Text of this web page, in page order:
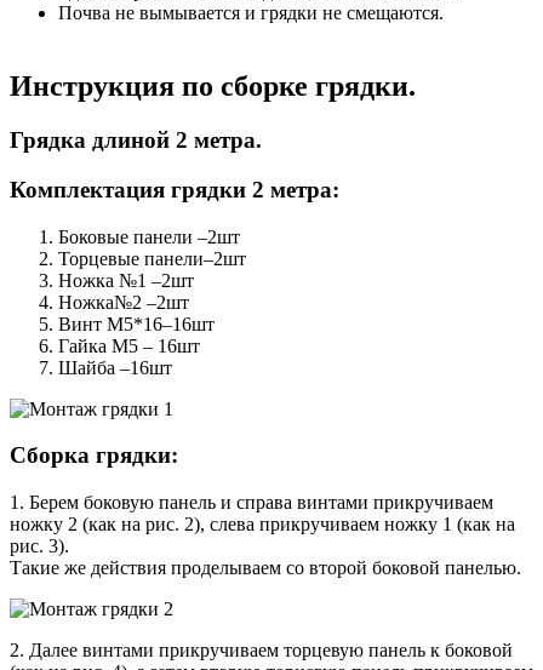
Почва не вымывается и грядки не смещаются.
Инструкция по сборке грядки.
Грядка длиной 2 метра.
Комплектация грядки 2 метра:
Боковые панели –2шт
Торцевые панели–2шт
Ножка №1 –2шт
Ножка№2 –2шт
Винт М5*16–16шт
Гайка М5 – 16шт
Шайба –16шт
Сборка грядки:
1. Берем боковую панель и справа винтами прикручиваем
ножку 2 (как на рис. 2), слева прикручиваем ножку 1 (как на
рис. 3).
Такие же действия проделываем со второй боковой панелью.
2. Далее винтами прикручиваем торцевую панель к боковой